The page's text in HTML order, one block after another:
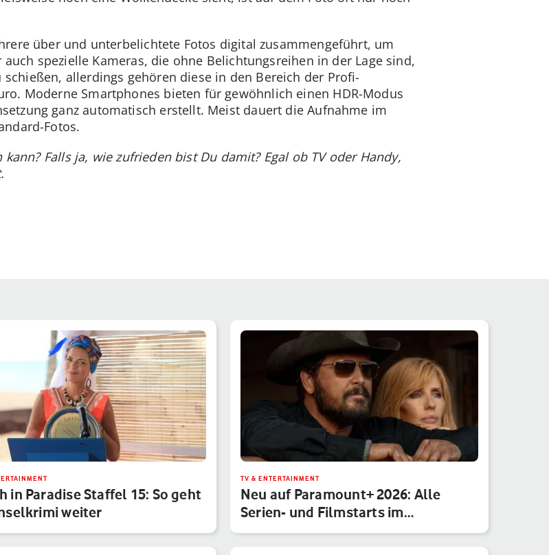
über und unterbelichtete Fotos digital zusammengeführt, um
spezielle Kameras, die ohne Belichtungsreihen in der Lage sind,
allerdings gehören diese in den Bereich der Profi-
Moderne Smartphones bieten für gewöhnlich einen HDR-Modus
ganz automatisch erstellt. Meist dauert die Aufnahme im
Fotos.
Falls ja, wie zufrieden bist Du damit? Egal ob TV oder Handy,
in Paradise Staffel 15: So geht
weiter
TV & ENTERTAINMENT
Neu auf Paramount+ 2026: Alle
Serien- und Filmstarts im
Monatsübe…